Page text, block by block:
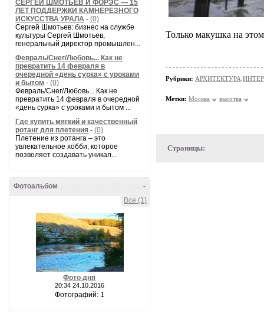
СЕРГЕЙ ШМОТЬЕВ И ФОРЭС — 15
ЛЕТ ПОДДЕРЖКИ КАМНЕРЕЗНОГО
ИСКУССТВА УРАЛА - (0)
Сергей Шмотьев: бизнес на службе
культуры Сергей Шмотьев,
генеральный директор промышлен...
Февраль/Снег/Любовь... Как не
превратить 14 февраля в
очередной «день сурка» с уроками
и бытом - (0)
Февраль/Снег/Любовь... Как не
превратить 14 февраля в очередной
«день сурка» с уроками и бытом ...
Где купить мягкий и качественный
ротанг для плетения - (0)
Плетение из ротанга – это
увлекательное хобби, которое
позволяет создавать уникал...
-
Фотоальбом
Все (1)
Фото дня
20:34 24.10.2016
Фотографий: 1
Только макушка на
Рубрики:
Метки: Москва высотка
Страницы: